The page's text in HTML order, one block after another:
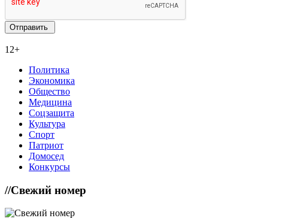
12+
Политика
Экономика
Общество
Медицина
Соцзащита
Культура
Спорт
Патриот
Домосед
Конкурсы
//Свежий номер